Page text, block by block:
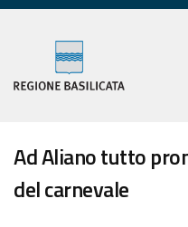
Ad Aliano tutto
del carnevale